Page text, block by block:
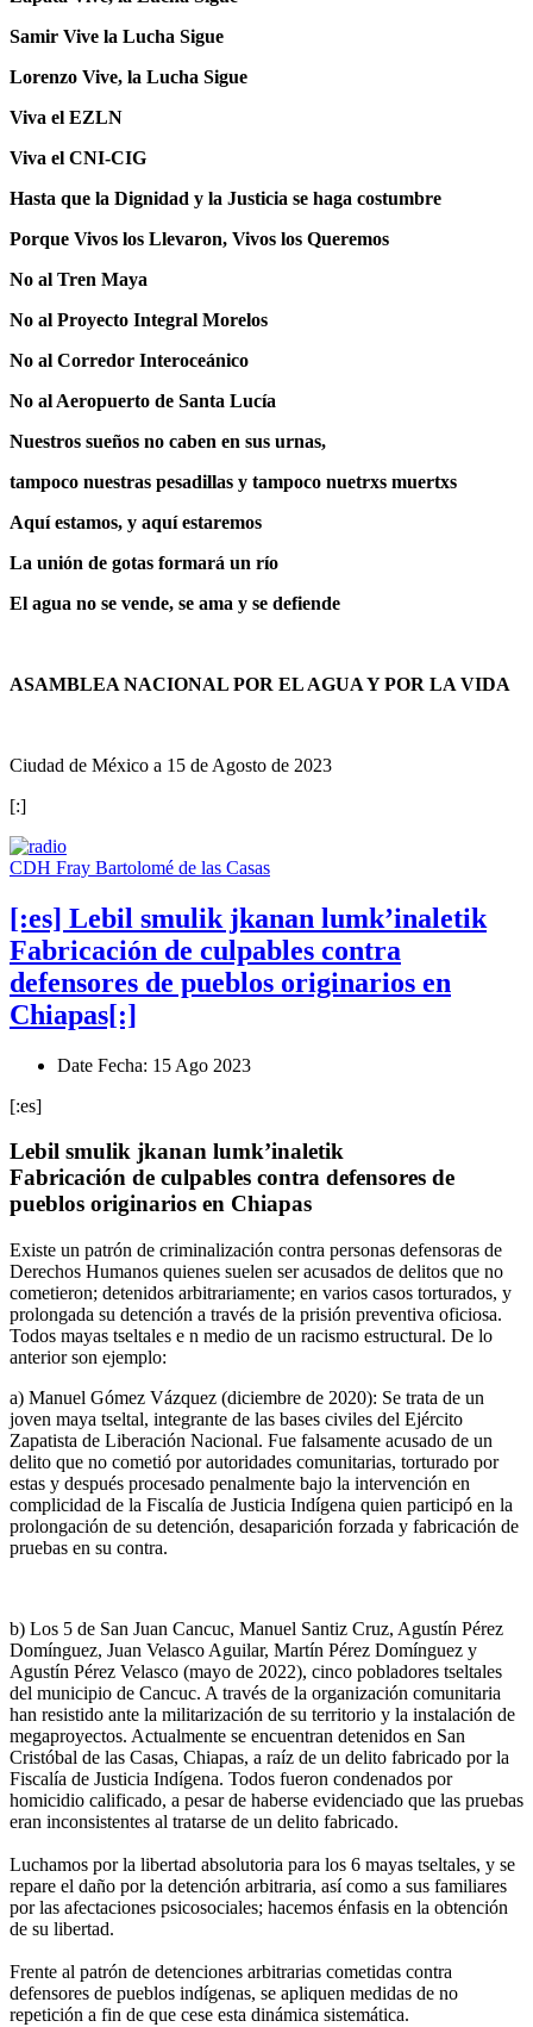
Samir Vive la Lucha Sigue
Lorenzo Vive, la Lucha Sigue
Viva el EZLN
Viva el CNI-CIG
Hasta que la Dignidad y la Justicia se haga costumbre
Porque Vivos los Llevaron, Vivos los Queremos
No al Tren Maya
No al Proyecto Integral Morelos
No al Corredor Interoceánico
No al Aeropuerto de Santa Lucía
Nuestros sueños no caben en sus urnas,
tampoco nuestras pesadillas y tampoco nuetrxs muertxs
Aquí estamos, y aquí estaremos
La unión de gotas formará un río
El agua no se vende, se ama y se defiende
ASAMBLEA NACIONAL POR EL AGUA Y POR LA VIDA
Ciudad de México a 15 de Agosto de 2023
[:]
CDH Fray Bartolomé de las Casas
[:es] Lebil smulik jkanan lumk’inaletik
Fabricación de culpables contra
defensores de pueblos originarios en
Chiapas[:]
Date Fecha: 15 Ago 2023
[:es]
Lebil smulik jkanan lumk’inaletik
Fabricación de culpables contra defensores de
pueblos originarios en Chiapas
Existe un patrón de criminalización contra personas defensoras de
Derechos Humanos quienes suelen ser acusados de delitos que no
cometieron; detenidos arbitrariamente; en varios casos torturados, y
prolongada su detención a través de la prisión preventiva oficiosa.
Todos mayas tseltales e n medio de un racismo estructural. De lo
anterior son ejemplo:
a) Manuel Gómez Vázquez (diciembre de 2020): Se trata de un
joven maya tseltal, integrante de las bases civiles del Ejército
Zapatista de Liberación Nacional. Fue falsamente acusado de un
delito que no cometió por autoridades comunitarias, torturado por
estas y después procesado penalmente bajo la intervención en
complicidad de la Fiscalía de Justicia Indígena quien participó en la
prolongación de su detención, desaparición forzada y fabricación de
pruebas en su contra.
b) Los 5 de San Juan Cancuc, Manuel Santiz Cruz, Agustín Pérez
Domínguez, Juan Velasco Aguilar, Martín Pérez Domínguez y
Agustín Pérez Velasco (mayo de 2022), cinco pobladores tseltales
del municipio de Cancuc. A través de la organización comunitaria
han resistido ante la militarización de su territorio y la instalación de
megaproyectos. Actualmente se encuentran detenidos en San
Cristóbal de las Casas, Chiapas, a raíz de un delito fabricado por la
Fiscalía de Justicia Indígena. Todos fueron condenados por
homicidio calificado, a pesar de haberse evidenciado que las pruebas
eran inconsistentes al tratarse de un delito fabricado.
Luchamos por la libertad absolutoria para los 6 mayas tseltales, y se
repare el daño por la detención arbitraria, así como a sus familiares
por las afectaciones psicosociales; hacemos énfasis en la obtención
de su libertad.
Frente al patrón de detenciones arbitrarias cometidas contra
defensores de pueblos indígenas, se apliquen medidas de no
repetición a fin de que cese esta dinámica sistemática.